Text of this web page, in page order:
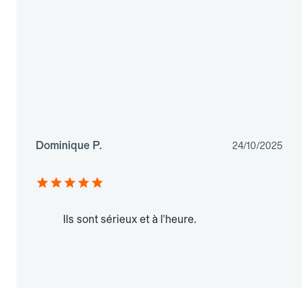
Dominique P. 24/10/2025
Ils sont sérieux et à l'heure.